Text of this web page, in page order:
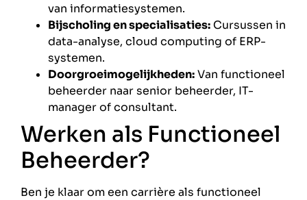
van informatiesystemen.
Bijscholing en specialisaties: Cursussen in
data-analyse, cloud computing of ERP-
systemen.
Doorgroeimogelijkheden:Van functioneel
beheerder naar senior beheerder, IT-
manager of consultant.
Werken als Functioneel
Beheerder?
Ben je klaar om een carrière als functioneel